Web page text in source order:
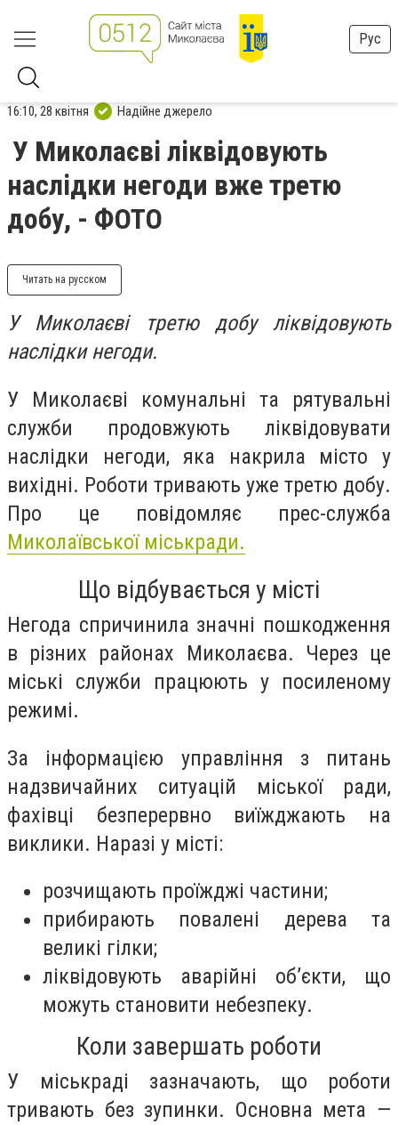
Рус
16:10, 28 квітня Надійне джерело
У Миколаєві ліквідовують
наслідки негоди вже третю
добу, - ФОТО
Читать на русском
У Миколаєві третю добу ліквідовують
наслідки негоди.
У Миколаєві комунальні та рятувальні
служби продовжують ліквідовувати
наслідки негоди, яка накрила місто у
вихідні. Роботи тривають уже третю добу.
Про це повідомляє прес-служба
Миколаївської міськради.
Що відбувається у місті
Негода спричинила значні пошкодження
в різних районах Миколаєва. Через це
міські служби працюють у посиленому
режимі.
За інформацією управління з питань
надзвичайних ситуацій міської ради,
фахівці безперервно виїжджають на
виклики. Наразі у місті:
розчищають проїжджі частини;
прибирають повалені дерева та
великі гілки;
ліквідовують аварійні об’єкти, що
можуть становити небезпеку.
Коли завершать роботи
У міськраді зазначають, що роботи
тривають без зупинки. Основна мета —